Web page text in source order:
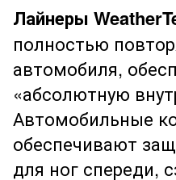
Лайнеры
полностью
автомобиля,
«абсолютную
Автомобильные
обеспечивают
для ног спереди,